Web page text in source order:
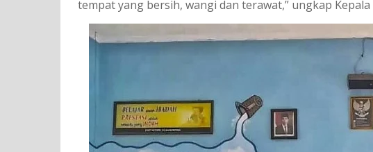
tempat yang bersih, wangi dan terawat,” ungkap